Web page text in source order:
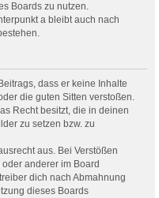
Boards zu nutzen.
a bleibt auch nach
dass er keine Inhalte
die guten Sitten verstoßen.
Recht besitzt, die in deinen
zu setzen bzw. zu
aus. Bei Verstößen
anderer im Board
dich nach Abmahnung
dieses Boards